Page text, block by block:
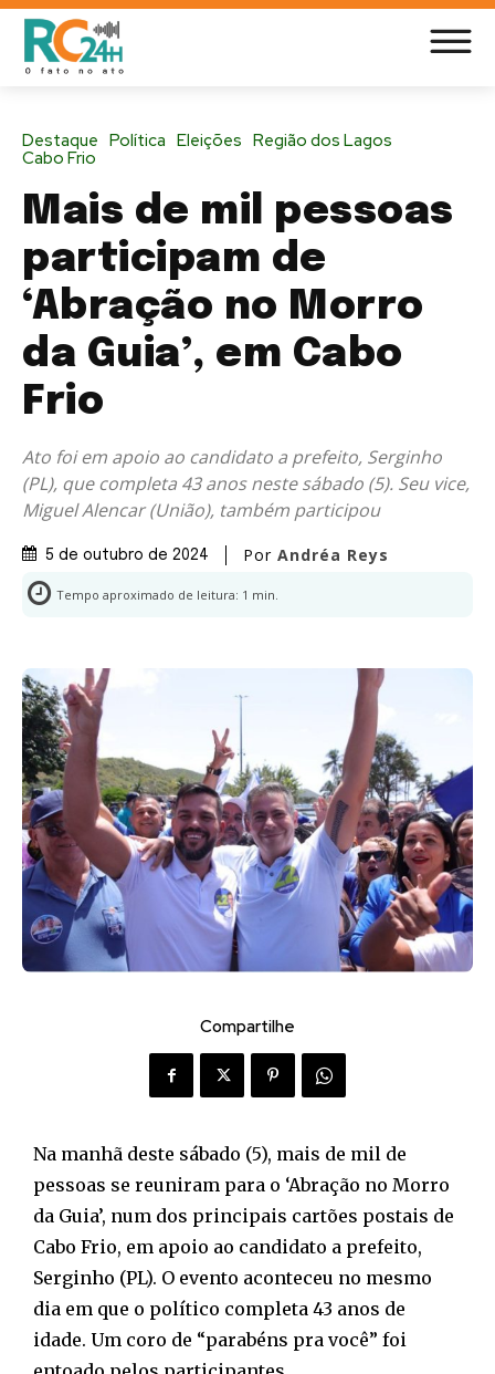
Destaque Política Eleições Região dos Lagos
Cabo Frio
Mais de mil pessoas
participam de
‘Abração no Morro
da Guia’, em Cabo
Frio
Ato foi em apoio ao candidato a prefeito, Serginho
(PL), que completa 43 anos neste sábado (5). Seu vice,
Miguel Alencar (União), também participou
5 de outubro de 2024 Por Andréa Reys
Tempo aproximado de leitura: 1 min.
Compartilhe
Na manhã deste sábado (5), mais de mil de
pessoas se reuniram para o ‘Abração no Morro
da Guia’, num dos principais cartões postais de
Cabo Frio, em apoio ao candidato a prefeito,
Serginho (PL). O evento aconteceu no mesmo
dia em que o político completa 43 anos de
idade. Um coro de “parabéns pra você” foi